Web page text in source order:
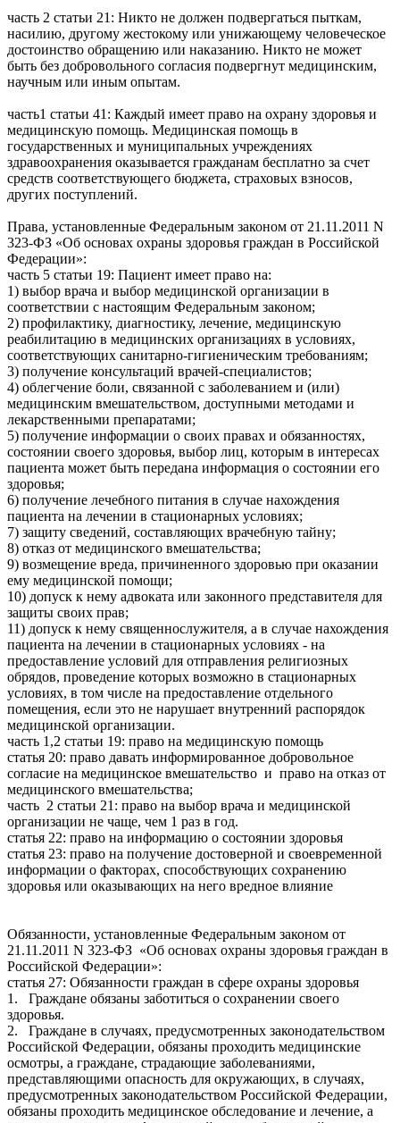
часть 2 статьи 21: Никто не должен подвергаться пыткам,
насилию, другому жестокому или унижающему человеческое
достоинство обращению или наказанию. Никто не может
быть без добровольного согласия подвергнут медицинским,
научным или иным опытам.
часть1 статьи 41: Каждый имеет право на охрану здоровья и
медицинскую помощь. Медицинская помощь в
государственных и муниципальных учреждениях
здравоохранения оказывается гражданам бесплатно за счет
средств соответствующего бюджета, страховых взносов,
других поступлений.
Права, установленные Федеральным законом от 21.11.2011 N
323-ФЗ «Об основах охраны здоровья граждан в Российской
Федерации»:
часть 5 статьи 19: Пациент имеет право на:
1) выбор врача и выбор медицинской организации в
соответствии с настоящим Федеральным законом;
2) профилактику, диагностику, лечение, медицинскую
реабилитацию в медицинских организациях в условиях,
соответствующих санитарно-гигиеническим требованиям;
3) получение консультаций врачей-специалистов;
4) облегчение боли, связанной с заболеванием и (или)
медицинским вмешательством, доступными методами и
лекарственными препаратами;
5) получение информации о своих правах и обязанностях,
состоянии своего здоровья, выбор лиц, которым в интересах
пациента может быть передана информация о состоянии его
здоровья;
6) получение лечебного питания в случае нахождения
пациента на лечении в стационарных условиях;
7) защиту сведений, составляющих врачебную тайну;
8) отказ от медицинского вмешательства;
9) возмещение вреда, причиненного здоровью при оказании
ему медицинской помощи;
10) допуск к нему адвоката или законного представителя для
защиты своих прав;
11) допуск к нему священнослужителя, а в случае нахождения
пациента на лечении в стационарных условиях - на
предоставление условий для отправления религиозных
обрядов, проведение которых возможно в стационарных
условиях, в том числе на предоставление отдельного
помещения, если это не нарушает внутренний распорядок
медицинской организации.
часть 1,2 статьи 19: право на медицинскую помощь
статья 20: право давать информированное добровольное
согласие на медицинское вмешательство и право на отказ от
медицинского вмешательства;
часть 2 статьи 21: право на выбор врача и медицинской
организации не чаще, чем 1 раз в год.
статья 22: право на информацию о состоянии здоровья
статья 23: право на получение достоверной и своевременной
информации о факторах, способствующих сохранению
здоровья или оказывающих на него вредное влияние
Обязанности, установленные Федеральным законом от
21.11.2011 N 323-ФЗ «Об основах охраны здоровья граждан в
Российской Федерации»:
статья 27: Обязанности граждан в сфере охраны здоровья
1. Граждане обязаны заботиться о сохранении своего
здоровья.
2. Граждане в случаях, предусмотренных законодательством
Российской Федерации, обязаны проходить медицинские
осмотры, а граждане, страдающие заболеваниями,
представляющими опасность для окружающих, в случаях,
предусмотренных законодательством Российской Федерации,
обязаны проходить медицинское обследование и лечение, а